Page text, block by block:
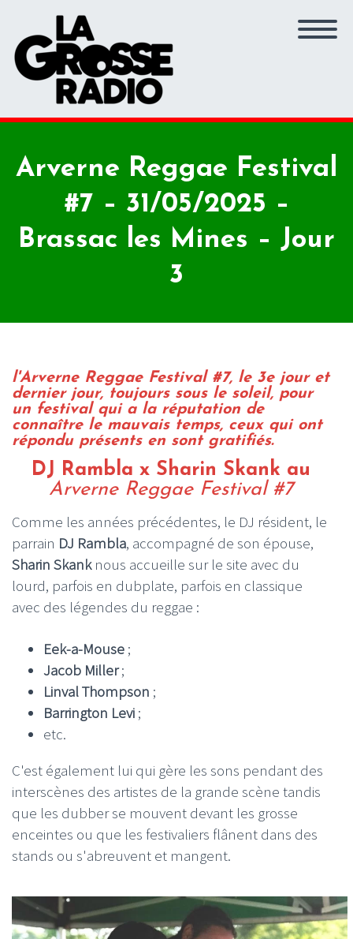
Arverne Reggae Festival
#7 – 31/05/2025 –
Brassac les Mines – Jour
3
l'Arverne Reggae Festival #7, le 3e jour et
dernier jour, toujours sous le soleil, pour
un festival qui a la réputation de
connaître le mauvais temps, ceux qui ont
répondu présents en sont gratifiés.
DJ Rambla x Sharin Skank au
Arverne Reggae Festival #7
Comme les années précédentes, le DJ résident, le
parrain DJ Rambla, accompagné de son épouse,
Sharin Skanknous accueille sur le site avec du
lourd, parfois en dubplate, parfois en classique
avec des légendes du reggae :
Eek-a-Mouse ;
Jacob Miller;
Linval Thompson ;
Barrington Levi ;
etc.
C'est également lui qui gère les sons pendant des
interscènes des artistes de la grande scène tandis
que les dubber se mouvent devant les grosse
enceintes ou que les festivaliers flânent dans des
stands ou s'abreuvent et mangent.